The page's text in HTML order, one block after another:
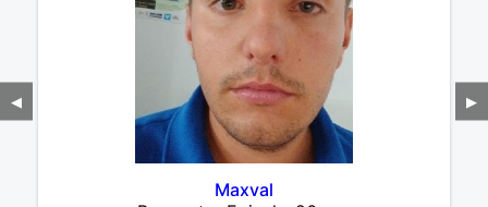
◀
Maxval
▶